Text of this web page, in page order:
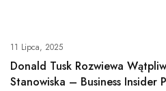
11 Lipca, 2025
Donald Tusk Rozwiewa
Stanowiska – Business Insider